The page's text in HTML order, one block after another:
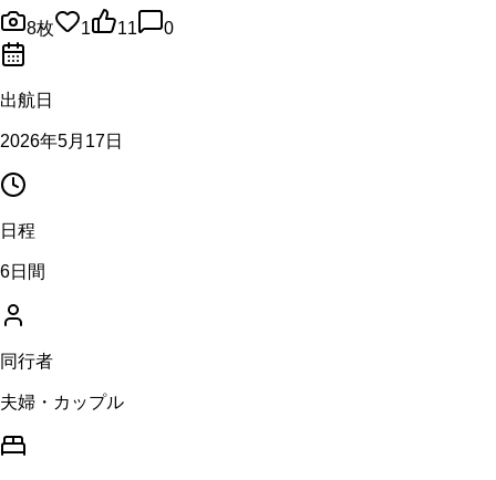
8枚 1 11 0
出航日
2026年5月17日
日程
6日間
同行者
夫婦・カップル